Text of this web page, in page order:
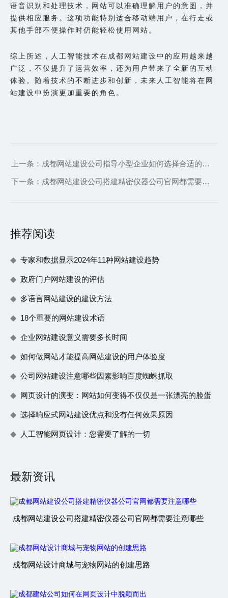
语音识别和处理技术，网站可以准确理解用户的意图，并
提供相应服务。这项功能特别适合移动端用户，在行走或
其他手部不便操作时仍能轻松使用网站。
综上所述，人工智能技术在成都网站建设中的应用越来越
广泛，不仅提升了运营效率，还为用户带来了全新的互动
体验。随着技术的不断进步和创新，未来人工智能将在网
站建设中扮演更加重要的角色。
上一条： 成都网站建设公司指导小型企业如何选择合适的网页托管服务
下一条： 成都网站建设公司搭建精密仪器公司官网都需要注意哪些
推荐阅读
专家和数据显示2024年11种网站建设趋势
政府门户网站建设的评估
多语言网站建设的建设方法
18个重要的网站建设术语
企业网站建设意义需要多长时间
如何做网站才能提高网站建设的用户体验度
公司网站建设注意哪些因素影响百度蜘蛛抓取
网页设计的演变：网站如何变得不仅仅是一张漂亮的脸蛋
选择响应式网站建设优点和没有任何效果原因
人工智能网页设计：您需要了解的一切
最新资讯
成都网站建设公司搭建精密仪器公司官网都需要注意哪些
成都网站设计商城与宠物网站的创建思路